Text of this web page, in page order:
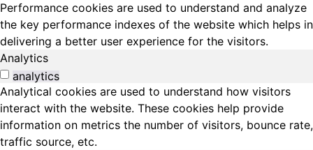
Performance cookies are used to understand and analyze
the key performance indexes of the website which helps in
delivering a better user experience for the visitors.
Analytics
analytics
Analytical cookies are used to understand how visitors
interact with the website. These cookies help provide
information on metrics the number of visitors, bounce rate,
traffic source, etc.